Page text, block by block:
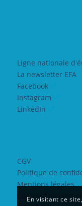
Ligne nationale
La newsletter EFA
Facebook
Instagram
LinkedIn
CGV
Politique de
Mentions légales
Contrat
En visitant ce